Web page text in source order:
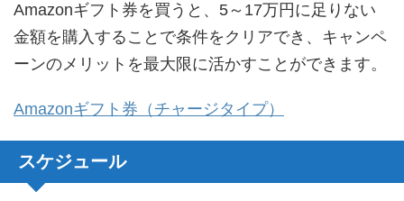
Amazonギフト券を買うと、5～17万円に足りない
金額を購入することで条件をクリアでき、キャンペ
ーンのメリットを最大限に活かすことができます。
Amazonギフト券（チャージタイプ）
スケジュール